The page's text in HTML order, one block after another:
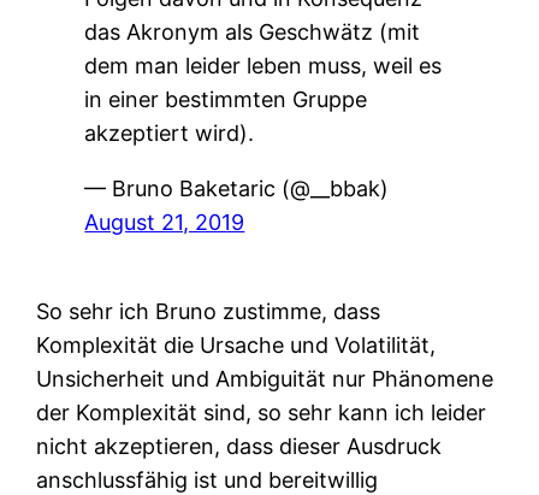
das Akronym als Geschwätz (mit
dem man leider leben muss, weil es
in einer bestimmten Gruppe
akzeptiert wird).
— Bruno Baketaric (@__bbak)
August 21, 2019
So sehr ich Bruno zustimme, dass
Komplexität die Ursache und Volatilität,
Unsicherheit und Ambiguität nur Phänomene
der Komplexität sind, so sehr kann ich leider
nicht akzeptieren, dass dieser Ausdruck
anschlussfähig ist und bereitwillig